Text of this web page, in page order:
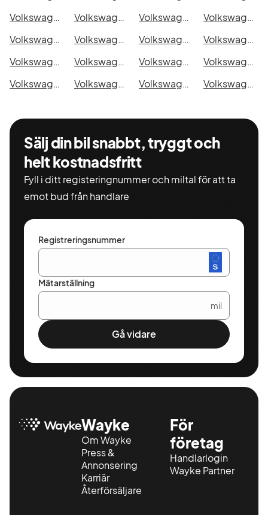
Volkswagen i Lund
Volkswagen i Mönsterås Volkswagen i Uddevalla
Volkswagen i Västervik
Volkswagen i Ystad
Volkswagen i Östersund Volkswagen i Borlänge
Volkswagen i Kiruna
Volkswagen i Nyköping
Volkswagen i Oskarshamn Volkswagen i Sigtuna
Volkswagen i Skellefteå
Volkswagen i Skövde
Volkswagen i Trollhättan Volkswagen i Alingsås Volkswagen i Båstad
Sälj din bil snabbt, tryggt och
helt kostnadsfritt
Fyll i ditt registeringnummer och miltal för att ta
emot bud från handlare
Registreringsnummer
Mätarställning
mil
Gå vidare
Wayke
Om Wayke
Press &
Annonsering
Karriär
Återförsäljare
För
företag
Handlarlogin
Wayke Partner